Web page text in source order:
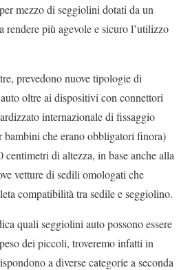
mezzo di seggiolini dotati da un
rendere più agevole e sicuro l’utilizzo
prevedono nuove tipologie di
oltre ai dispositivi con connettori
internazionale di fissaggio
bambini che erano obbligatori finora)
di altezza, in base anche alla
vetture di sedili omologati che
compatibilità tra sedile e seggiolino.
quali seggiolini auto possono essere
dei piccoli, troveremo infatti in
a diverse categorie a seconda